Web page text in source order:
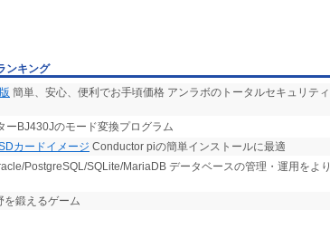
ンキング
簡単、安心、便利でお手頃価格 アンラボのトータルセキュリティ
ーBJ430Jのモード変換プログラム
カードイメージ Conductor piの簡単インストールに最適
PostgreSQL/SQLite/MariaDB データベースの管理・運用をより
を鍛えるゲーム